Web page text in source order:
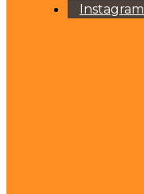
Instagram